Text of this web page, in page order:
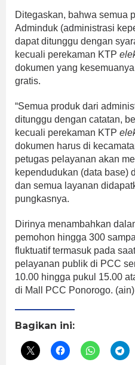
Ditegaskan, bahwa semua
Adminduk (administrasi
dapat ditunggu dengan
kecuali perekaman KTP
dokumen yang
gratis.
“Semua produk dari
ditunggu dengan catatan,
kecuali perekaman KTP
dokumen harus di
petugas pelayanan akan
kependudukan (data base)
dan semua layanan
pungkasnya.
Dirinya menambahkan
pemohon hingga 300
fluktuatif termasuk pada
pelayanan publik di PCC
10.00 hingga pukul 15.00
di Mall PCC Ponorogo. (ain)
Bagikan ini: